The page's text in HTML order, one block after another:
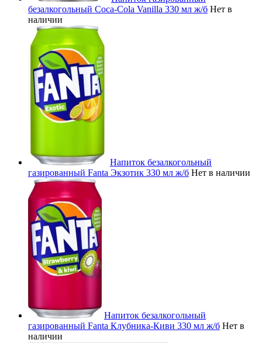
безалкогольный Coca-Cola Vanilla 330 мл ж/б Нет в
наличии
Напиток безалкогольный
газированный Fanta Экзотик 330 мл ж/б Нет в наличии
Напиток безалкогольный
газированный Fanta Клубника-Киви 330 мл ж/б Нет в
наличии